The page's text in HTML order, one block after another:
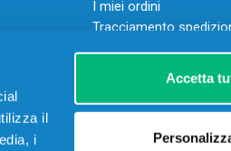
il
i
Accetta
I miei ordini
Tracciamento
Resi
Servizio clienti